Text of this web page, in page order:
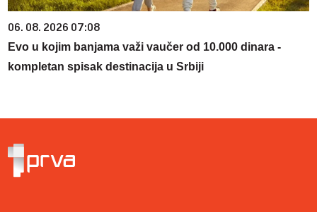
06. 08. 2026 07:08
Evo u kojim banjama važi vaučer od 10.000 dinara -
kompletan spisak destinacija u Srbiji